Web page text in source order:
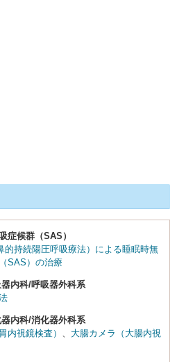
症候群（SAS）
的持続陽圧呼吸療法）による睡眠時無
SAS）の治療
内科/呼吸器外科系
内科/消化器外科系
内視鏡検査）
大腸カメラ（大腸内視